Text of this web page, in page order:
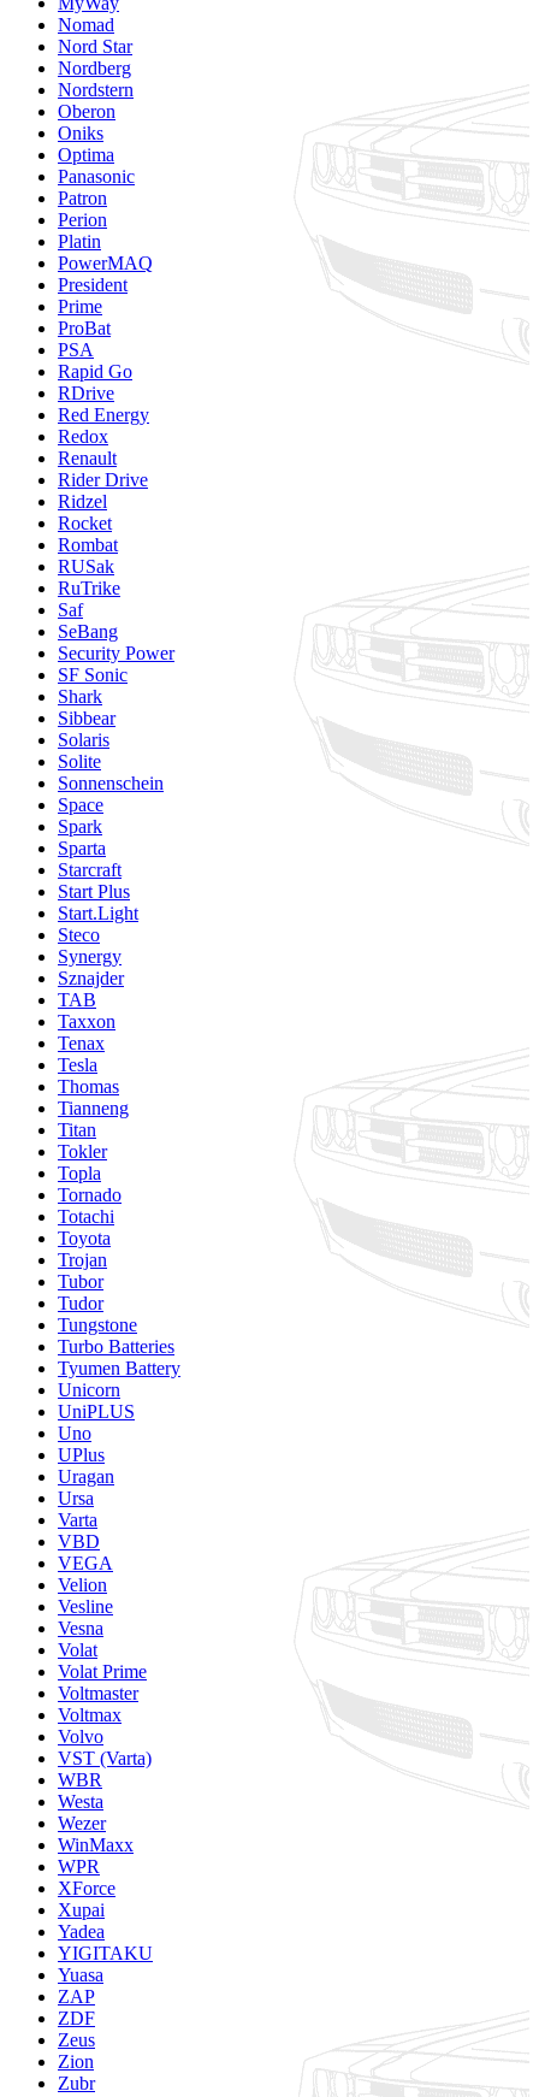
Nomad
Nord Star
Nordberg
Nordstern
Oberon
Oniks
Optima
Panasonic
Patron
Perion
Platin
PowerMAQ
President
Prime
ProBat
PSA
Rapid Go
RDrive
Red Energy
Redox
Renault
Rider Drive
Ridzel
Rocket
Rombat
RUSak
RuTrike
Saf
SeBang
Security Power
SF Sonic
Shark
Sibbear
Solaris
Solite
Sonnenschein
Space
Spark
Sparta
Starcraft
Start Plus
Start.Light
Steco
Synergy
Sznajder
TAB
Taxxon
Tenax
Tesla
Thomas
Tianneng
Titan
Tokler
Topla
Tornado
Totachi
Toyota
Trojan
Tubor
Tudor
Tungstone
Turbo Batteries
Tyumen Battery
Unicorn
UniPLUS
Uno
UPlus
Uragan
Ursa
Varta
VBD
VEGA
Velion
Vesline
Vesna
Volat
Volat Prime
Voltmaster
Voltmax
Volvo
VST (Varta)
WBR
Westa
Wezer
WinMaxx
WPR
XForce
Xupai
Yadea
YIGITAKU
Yuasa
ZAP
ZDF
Zeus
Zion
Zubr